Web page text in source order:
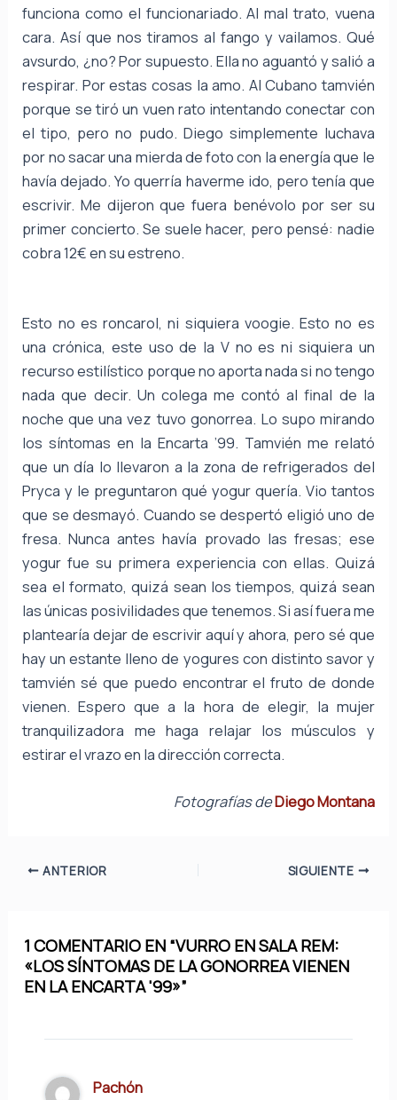
funciona como el funcionariado. Al mal trato, vuena
cara. Así que nos tiramos al fango y vailamos. Qué
avsurdo, ¿no? Por supuesto. Ella no aguantó y salió a
respirar. Por estas cosas la amo. Al Cubano tamvién
porque se tiró un vuen rato intentando conectar con
el tipo, pero no pudo. Diego simplemente luchava
por no sacar una mierda de foto con la energía que le
havía dejado. Yo querría haverme ido, pero tenía que
escrivir. Me dijeron que fuera benévolo por ser su
primer concierto. Se suele hacer, pero pensé: nadie
cobra 12€ en su estreno.
Esto no es roncarol, ni siquiera voogie. Esto no es
una crónica, este uso de la V no es ni siquiera un
recurso estilístico porque no aporta nada si no tengo
nada que decir. Un colega me contó al final de la
noche que una vez tuvo gonorrea. Lo supo mirando
los síntomas en la Encarta ’99. Tamvién me relató
que un día lo llevaron a la zona de refrigerados del
Pryca y le preguntaron qué yogur quería. Vio tantos
que se desmayó. Cuando se despertó eligió uno de
fresa. Nunca antes havía provado las fresas; ese
yogur fue su primera experiencia con ellas. Quizá
sea el formato, quizá sean los tiempos, quizá sean
las únicas posivilidades que tenemos. Si así fuera me
plantearía dejar de escrivir aquí y ahora, pero sé que
hay un estante lleno de yogures con distinto savor y
tamvién sé que puedo encontrar el fruto de donde
vienen. Espero que a la hora de elegir, la mujer
tranquilizadora me haga relajar los músculos y
estirar el vrazo en la dirección correcta.
Fotografías deDiego Montana
ANTERIOR SIGUIENTE
1 COMENTARIO EN “VURRO EN SALA REM:
«LOS SÍNTOMAS DE LA GONORREA VIENEN
EN LA ENCARTA '99»”
Pachón